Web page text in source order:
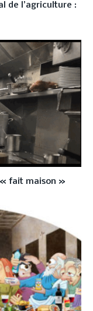
de l’agriculture :
fait maison »